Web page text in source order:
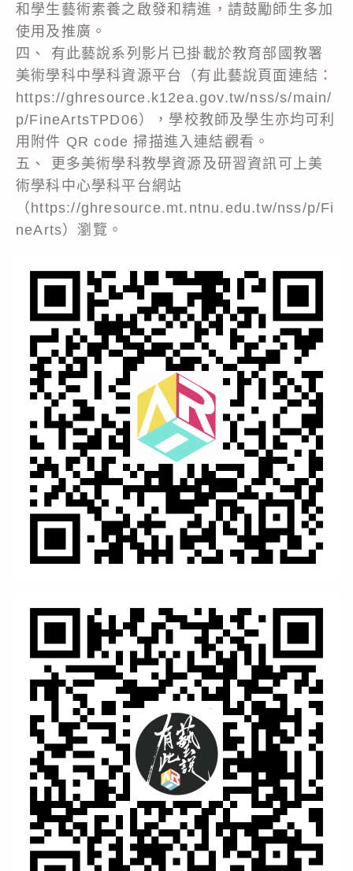
和學生藝術素養之啟發和精進，請鼓勵師生多加
使用及推廣。
四、 有此藝說系列影片已掛載於教育部國教署
美術學科中學科資源平台（有此藝說頁面連結：
https://ghresource.k12ea.gov.tw/nss/s/main/
p/FineArtsTPD06），學校教師及學生亦均可利
用附件 QR code 掃描進入連結觀看。
五、 更多美術學科教學資源及研習資訊可上美
術學科中心學科平台網站
（https://ghresource.mt.ntnu.edu.tw/nss/p/Fi
neArts）瀏覽。